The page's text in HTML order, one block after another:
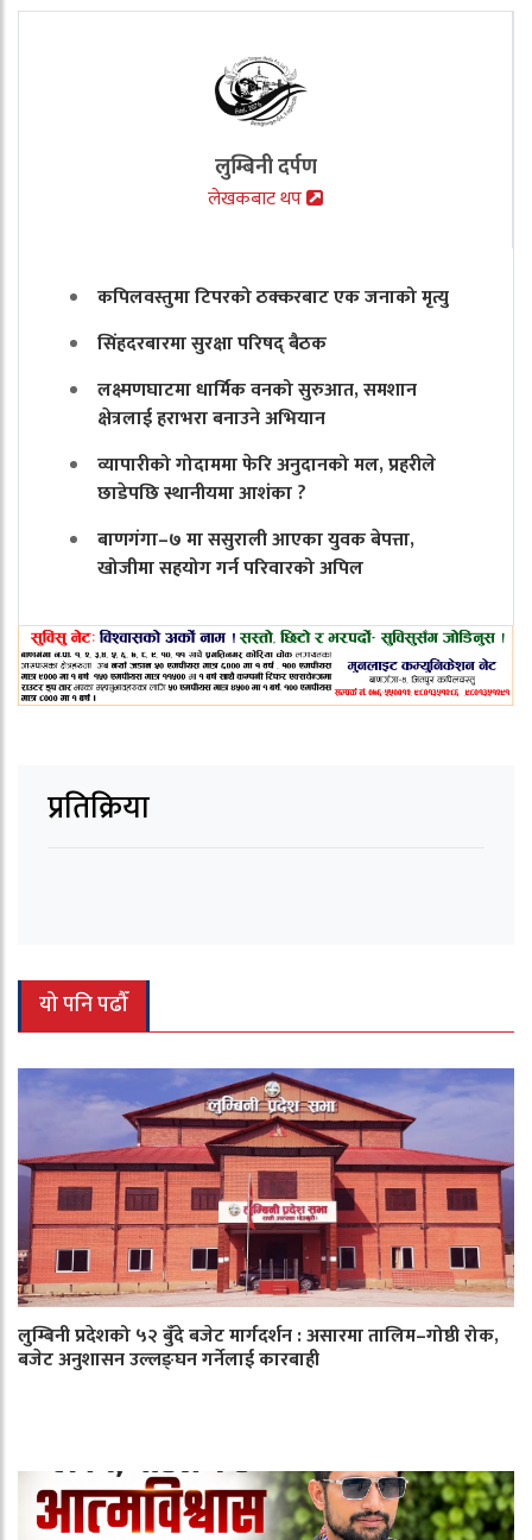
लुम्बिनी दर्पण
लेखकबाट थप
कपिलवस्तुमा टिपरको ठक्करबाट एक जनाको मृत्यु
सिंहदरबारमा सुरक्षा परिषद् बैठक
लक्ष्मणघाटमा धार्मिक वनको सुरुआत, समशान
क्षेत्रलाई हराभरा बनाउने अभियान
व्यापारीको गोदाममा फेरि अनुदानको मल, प्रहरीले
छाडेपछि स्थानीयमा आशंका ?
बाणगंगा–७ मा ससुराली आएका युवक बेपत्ता,
खोजीमा सहयोग गर्न परिवारको अपिल
प्रतिक्रिया
यो पनि पढौँ
लुम्बिनी प्रदेशको ५२ बुँदे बजेट मार्गदर्शन : असारमा तालिम–गोष्ठी रोक,
बजेट अनुशासन उल्लङ्घन गर्नेलाई कारबाही